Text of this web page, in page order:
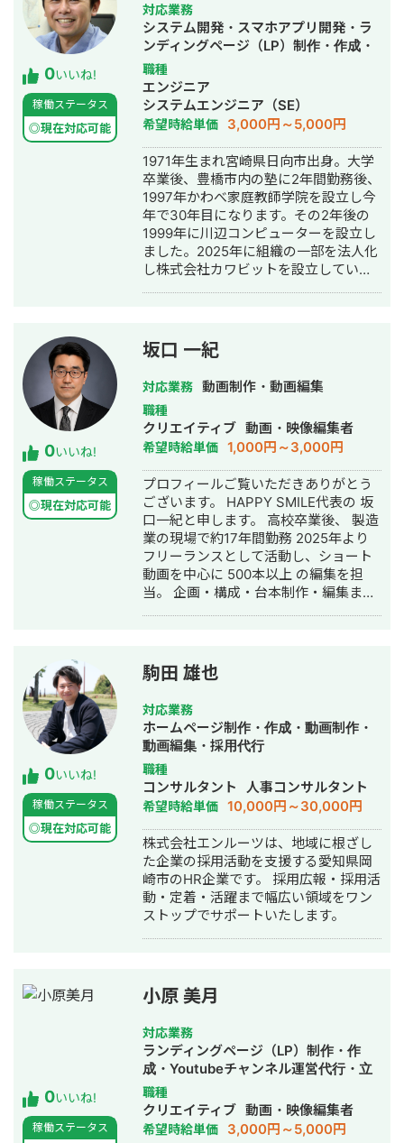
0いいね!
稼働ステータス
◎現在対応可能
対応業務
システム開発・スマホアプリ開発・ラ
ンディングページ（LP）制作・作成・
ECサイト構築・ネットショップ作成代
行・SEO対策・事務代行・ホームペー
ジ制作・作成・バナー制作・デザイ
ン・ロゴデザイン・作成・リスティン
グ広告運用代行・動画制作・動画編
集・AI活用
職種
エンジニア
システムエンジニア（SE）
希望時給単価 3,000円～5,000円
1971年生まれ宮崎県日向市出身。大学
卒業後、豊橋市内の塾に2年間勤務後、
1997年かわべ家庭教師学院を設立し今
年で30年目になります。その2年後の
1999年に川辺コンピューターを設立し
ました。2025年に組織の一部を法人化
し株式会社カワビットを設立していま
0いいね!
稼働ステータス
◎現在対応可能
坂口 一紀
対応業務 動画制作・動画編集
職種
クリエイティブ 動画・映像編集者
希望時給単価 1,000円～3,000円
プロフィールご覧いただきありがとう
ございます。 HAPPY SMILE代表の 坂
口一紀と申します。 高校卒業後、 製造
業の現場で約17年間勤務 2025年より
フリーランスとして活動し、ショート
動画を中心に 500本以上 の編集を担
当。 企画・構成・台本制作・編集まで
ので、 どうぞよろしくお願いいたしま
す。
0いいね!
稼働ステータス
◎現在対応可能
駒田 雄也
対応業務
ホームページ制作・作成・動画制作・
動画編集・採用代行
職種
コンサルタント 人事コンサルタント
希望時給単価 10,000円～30,000円
株式会社エンルーツは、地域に根ざし
た企業の採用活動を支援する愛知県岡
崎市のHR企業です。 採用広報・採用活
動・定着・活躍まで幅広い領域をワン
ストップでサポートいたします。
0いいね!
稼働ステータス
小原 美月
対応業務
ランディングページ（LP）制作・作
成・Youtubeチャンネル運営代行・立
ち上げ・SNS運用代行・ホームページ
制作・作成・動画制作・動画編集
職種
クリエイティブ 動画・映像編集者
希望時給単価 3,000円～5,000円